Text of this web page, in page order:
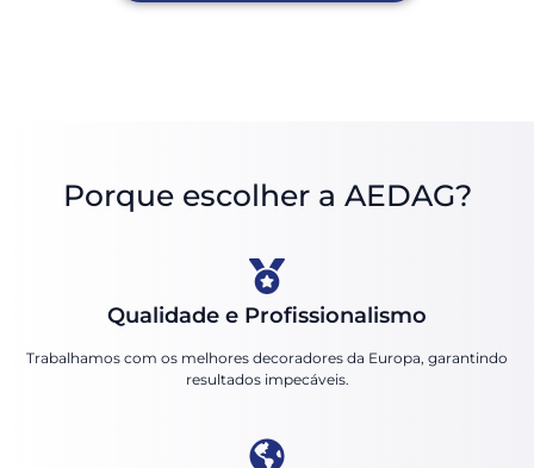
Porque escolher a AEDAG?
Qualidade e Profissionalismo
Trabalhamos com os melhores decoradores da Europa, garantindo
resultados impecáveis.